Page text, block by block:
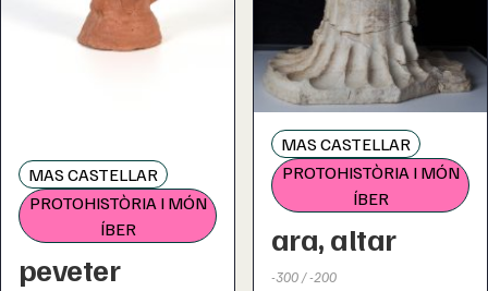
MAS CASTELLAR
PROTOHISTÒRIA I MÓN
ÍBER
peveter
MAS CASTELLAR
PROTOHISTÒRIA I MÓN
ÍBER
ara, altar
-300 / -200